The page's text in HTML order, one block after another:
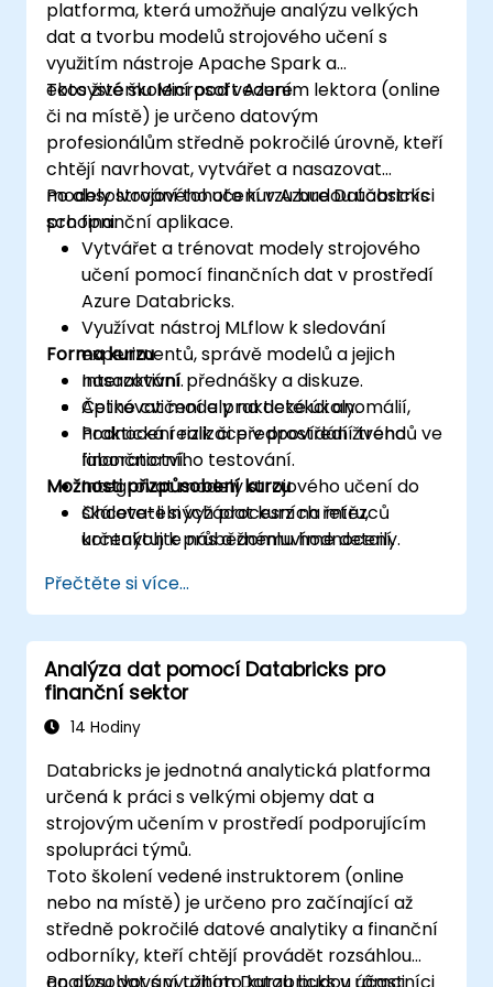
platforma, která umožňuje analýzu velkých
dat a tvorbu modelů strojového učení s
využitím nástroje Apache Spark a
ekosystému Microsoft Azure.
Toto živé školení pod vedením lektora (online
či na místě) je určeno datovým
profesionálům středně pokročilé úrovně, kteří
chtějí navrhovat, vytvářet a nasazovat
modely strojového učení v Azure Databricks
pro finanční aplikace.
Po absolvování tohoto kurzu budou účastníci
schopni:
Vytvářet a trénovat modely strojového
učení pomocí finančních dat v prostředí
Azure Databricks.
Využívat nástroj MLflow k sledování
experimentů, správě modelů a jejich
nasazování.
Aplikovat modely na detekci anomálií,
hodnocení rizik či předpovídání trendů ve
finančnictví.
Integrovat modely strojového učení do
škálovatelných procesních řetězců
určených k průběžnému hodnocení.
Forma kurzu
Interaktivní přednášky a diskuze.
Četné cvičení a praktické úkoly.
Praktická realizace v prostředí živého
laboratorního testování.
Možnosti přizpůsobení kurzu
Chcete-li si vyžádat kurz na míru,
kontaktujte nás a domluvíme detaily.
Přečtěte si více...
Analýza dat pomocí Databricks pro
finanční sektor
14 Hodiny
Databricks je jednotná analytická platforma
určená k práci s velkými objemy dat a
strojovým učením v prostředí podporujícím
spolupráci týmů.
Toto školení vedené instruktorem (online
nebo na místě) je určeno pro začínající až
středně pokročilé datové analytiky a finanční
odborníky, kteří chtějí provádět rozsáhlou